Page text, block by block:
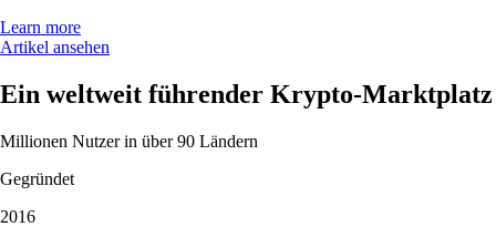
Learn more
Artikel ansehen
Ein weltweit führender Krypto-Marktplatz
Millionen Nutzer in über 90 Ländern
Gegründet
2016